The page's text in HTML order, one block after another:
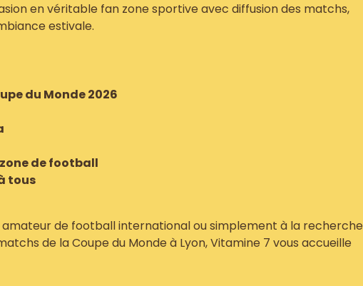
en véritable fan zone sportive avec diffusion des matchs,
estivale.
du Monde 2026
de football
tous
amateur de football international ou simplement à la recherche
de la Coupe du Monde à Lyon, Vitamine 7 vous accueille